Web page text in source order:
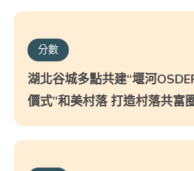
分數
湖北谷城多點共建“堰河
價式”和美村落 打造村落共富